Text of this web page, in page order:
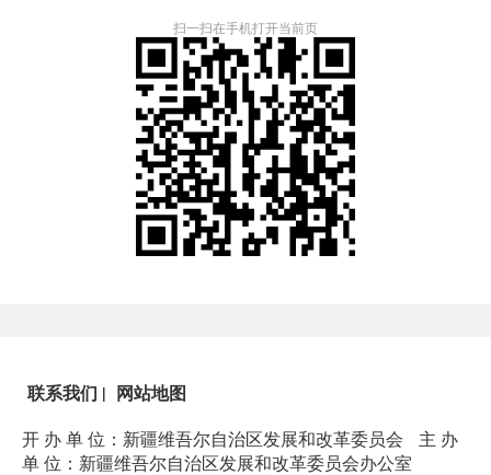
扫一扫在手机打开当前页
联系我们 | 网站地图
开 办 单 位：新疆维吾尔自治区发展和改革委员会
主 办
单 位：新疆维吾尔自治区发展和改革委员会办公室